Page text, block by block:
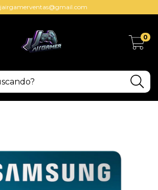
jairgamerventas@gmail.com
0